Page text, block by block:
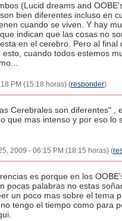
(Lucid dreams and
bien diferentes incluso en
cuando se viven. Y hay
indican que las cosas no
en el cerebro. Pero al final
cuando todos estemos
PM (15:18 horas) (responder)
Cerebrales son diferentes" ,
que mas intenso y por eso lo
2009 - 06:15 PM (18:15 horas) (
es porque en los
pocas palabras no estas
un poco mas sobre el tema
tengo el tiempo como para